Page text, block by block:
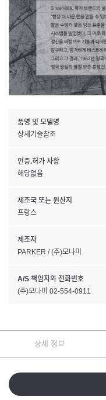
품명 및 모델명
상세기술참조
인증.허가 사항
해당없음
제조국 또는 원산지
프랑스
제조자
PARKER / (주)모나미
A/S 책임자와 전화번호
(주)모나미 02-554-0911
상세 정보